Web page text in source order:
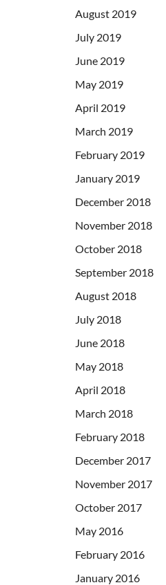
August 2019
July 2019
June 2019
May 2019
April 2019
March 2019
February 2019
January 2019
December 2018
November 2018
October 2018
September 2018
August 2018
July 2018
June 2018
May 2018
April 2018
March 2018
February 2018
December 2017
November 2017
October 2017
May 2016
February 2016
January 2016